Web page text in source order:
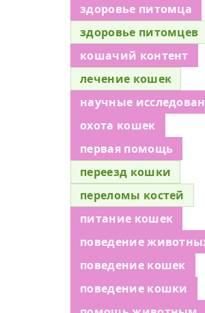
здоровье питомца
здоровье питомцев
кошачий контент
лечение кошек
научные
охота кошек
первая помощь
переезд кошки
переломы костей
питание кошек
поведение
поведение кошек
поведение кошки